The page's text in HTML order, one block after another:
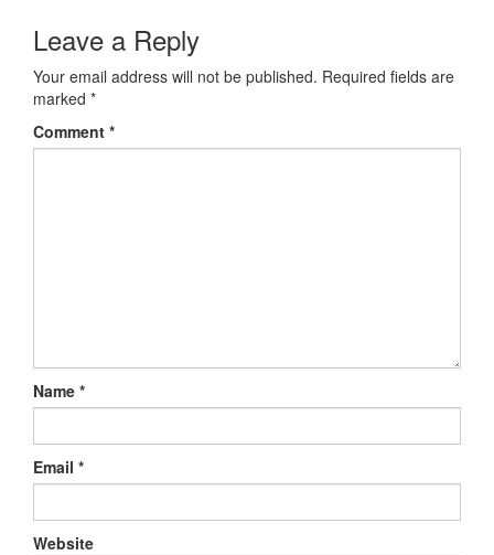
Leave a Reply
Your email address will not be published. Required fields are
marked *
Comment *
Name *
Email *
Website